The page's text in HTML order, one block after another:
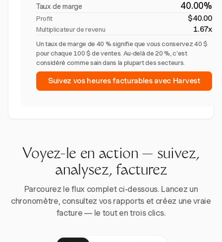
Taux de marge 40.00%
Profit $40.00
Multiplicateur de revenu 1.67x
Un taux de marge de 40 % signifie que vous conservez 40 $
pour chaque 100 $ de ventes. Au-delà de 20 %, c'est
considéré comme sain dans la plupart des secteurs.
Suivez vos heures facturables avec Harvest
Voyez-le en action — suivez,
analysez, facturez
Parcourez le flux complet ci-dessous. Lancez un
chronomètre, consultez vos rapports et créez une vraie
facture — le tout en trois clics.